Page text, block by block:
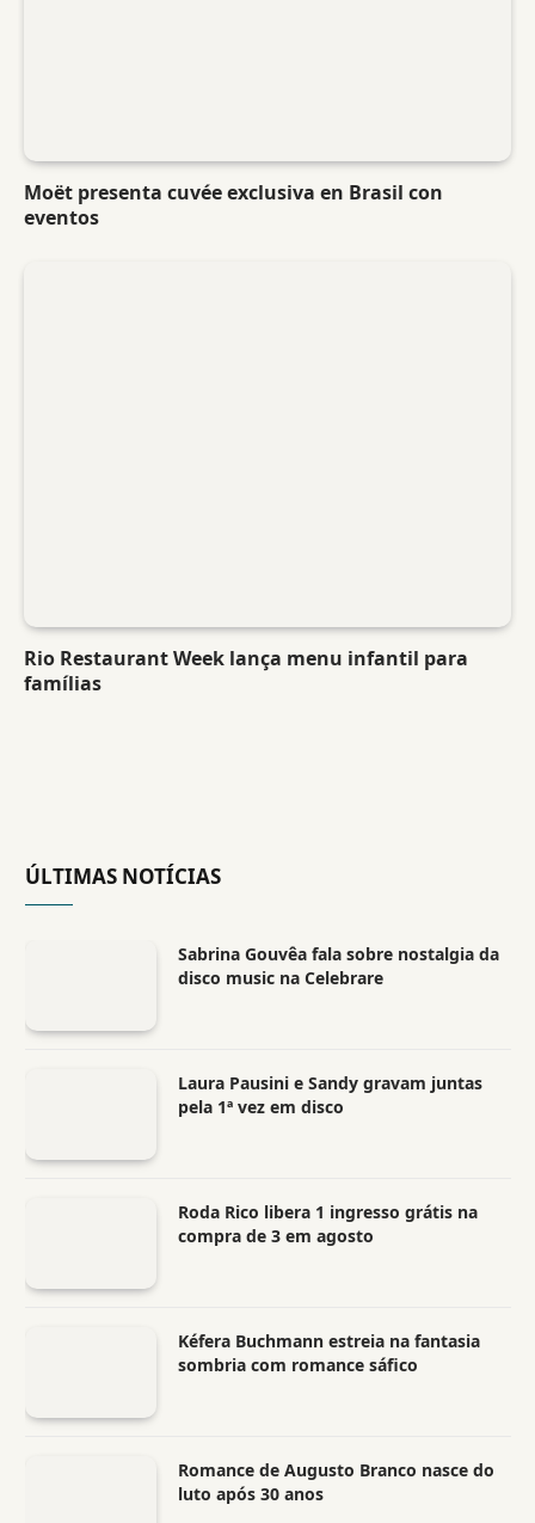
Moët presenta cuvée exclusiva en Brasil con
eventos
Rio Restaurant Week lança menu infantil para
famílias
ÚLTIMAS NOTÍCIAS
Sabrina Gouvêa fala sobre nostalgia da
disco music na Celebrare
Laura Pausini e Sandy gravam juntas
pela 1ª vez em disco
Roda Rico libera 1 ingresso grátis na
compra de 3 em agosto
Kéfera Buchmann estreia na fantasia
sombria com romance sáfico
Romance de Augusto Branco nasce do
luto após 30 anos